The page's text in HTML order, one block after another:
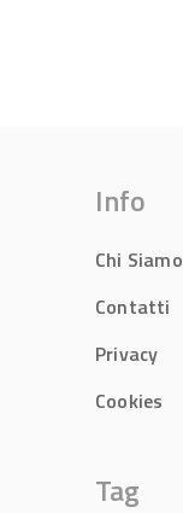
Info
Chi Siamo
Contatti
Privacy
Cookies
Tag